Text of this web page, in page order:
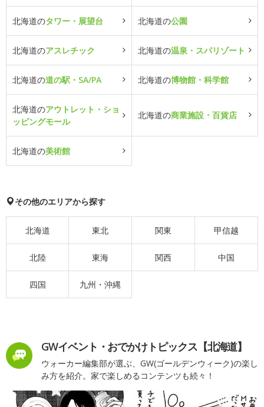
北海道のタワー・展望台 北海道の公園
北海道のアスレチック 北海道の温泉・スパリゾート
北海道の道の駅・SA/PA 北海道の博物館・科学館
北海道のアウトレット・ショ
ッピングモール
北海道の商業施設・百貨店
北海道の美術館
その他のエリアから探す
北海道 東北 関東 甲信越
北陸 東海 関西 中国
四国 九州・沖縄
GWイベント・おでかけトピックス【北海道】
ウォーカー編集部が選ぶ、GW(ゴールデンウィーク)の楽し
み方を紹介。家で楽しめるコンテンツも続々！